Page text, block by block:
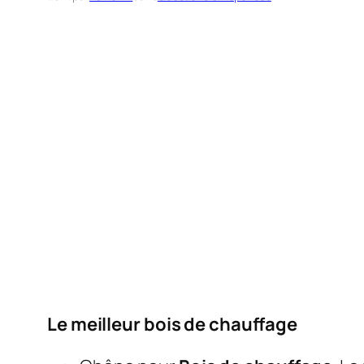
Le meilleur bois de chauffage